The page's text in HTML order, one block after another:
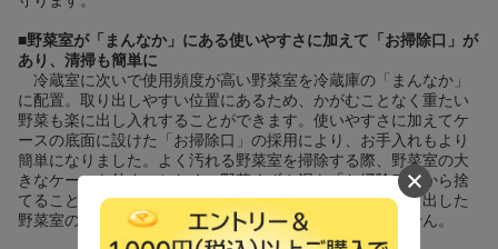
■野菜室が「まんなか」にある使いやすさに加えて「お掃除口」が
あり、清掃も簡単に
冷蔵室に次いで使用頻度が高い野菜室を冷蔵庫の「まんなか」
に配置。取り出しやすい位置にあるため、かがむことなく重たい
野菜も楽に出し入れすることができます。使いやすさに加えてケ
ースの底面に設けた「お掃除口」の採用により、お手入れもより
簡単になりました。よく汚れる野菜室を掃除する際、野菜室の大
きなケースを外すことなく、野菜くずや泥を「お掃除口」から捨
てることが出来ます。野菜室がまんなかにあるため、引き出した
野菜室の下にゴミ箱を用意すれば手を汚すこともありません。